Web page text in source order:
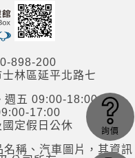
898-200
林區延平北路七
週五 09:00-18:00
17:00
日公休
稱、汽車圖片，其資訊
詢價